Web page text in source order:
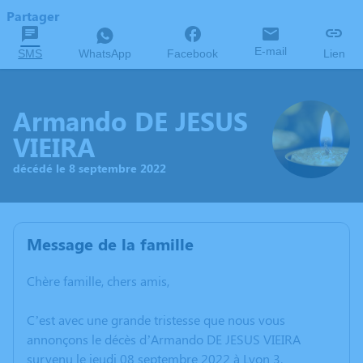
Partager
SMS WhatsApp Facebook E-mail Lien
Armando DE JESUS
VIEIRA
décédé le 8 septembre 2022
Message de la famille
Chère famille, chers amis,
C’est avec une grande tristesse que nous vous
annonçons le décès d’Armando DE JESUS VIEIRA
survenu le jeudi 08 septembre 2022 à Lyon 3.